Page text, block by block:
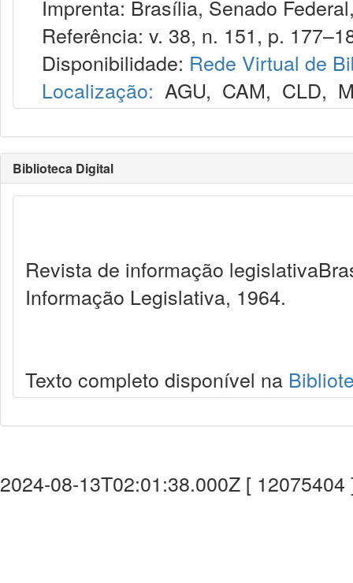
Imprenta: Brasília, Senado
Referência: v. 38, n. 151, p.
Disponibilidade: Rede Virtual de
Localização: AGU, CAM, CLD,
Biblioteca Digital
Revista de informação
Informação Legislativa, 1964.
Texto completo disponível na
2024-08-13T02:01:38.000Z [ 12075404